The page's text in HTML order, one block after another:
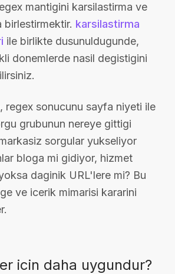
mantigini karsilastirma ve
birlestirmektir. karsilastirma
ile birlikte dusunuldugunde,
donemlerde nasil degistigini
regex sonucunu sayfa niyeti ile
grubunun nereye gittigi
sorgular yukseliyor
bloga mi gidiyor, hizmet
daginik URL'lere mi? Bu
ve icerik mimarisi kararini
icin daha uygundur?